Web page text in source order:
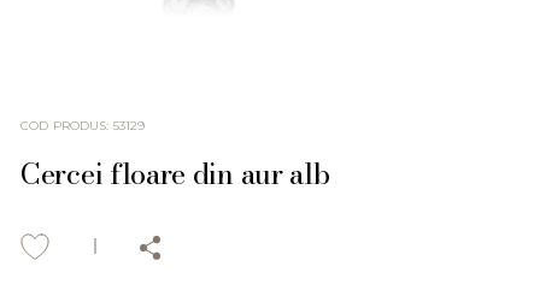
COD PRODUS: 53129
Cercei floare din aur alb